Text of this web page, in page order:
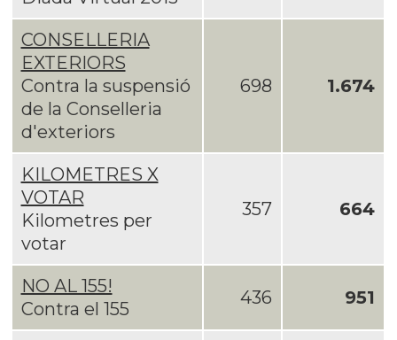
CONSELLERIA
EXTERIORS
Contra la suspensió
de la Conselleria
d'exteriors
698 1.674
KILOMETRES X
VOTAR
Kilometres per
votar
357 664
NO AL 155!
Contra el 155
436 951